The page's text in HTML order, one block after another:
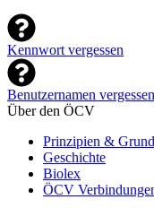
Kennwort vergessen
Benutzernamen vergessen
Über den ÖCV
Prinzipien &
Geschichte
Biolex
ÖCV